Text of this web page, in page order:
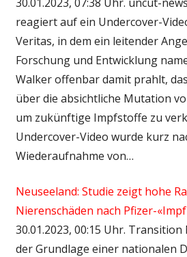
reagiert auf ein Undercover-
Veritas, in dem ein leitender
Forschung und Entwicklung
Walker offenbar damit prahlt,
über die absichtliche Mutation
um zukünftige Impfstoffe zu
Undercover-Video wurde kurz
Wiederaufnahme von…
Neuseeland: Studie zeigt hohe
Nierenschäden nach Pfizer-
30.01.2023, 00:15 Uhr.
der Grundlage einer nationalen